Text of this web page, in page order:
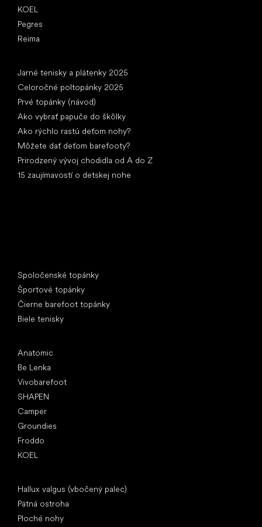
KOEL
Pegres
Reima
Jarné tenisky a plátenky 2025
Celoročné poltopánky 2025
Prvé topánky (návod)
Ako vybrať papuče do škôlky
Ako rýchlo rastú deťom nohy?
Môžete dať deťom barefooty?
Prirodzený vývoj chodidla od A do Z
15 zaujímavostí o detskej nohe
Spoločenské topánky
Športové topánky
Čierne barefoot topánky
Biele tenisky
Anatomic
Be Lenka
Vivobarefoot
SHAPEN
Camper
Groundies
Froddo
KOEL
Hallux valgus (vbočený palec)
Pätná ostroha
Ploché nohy